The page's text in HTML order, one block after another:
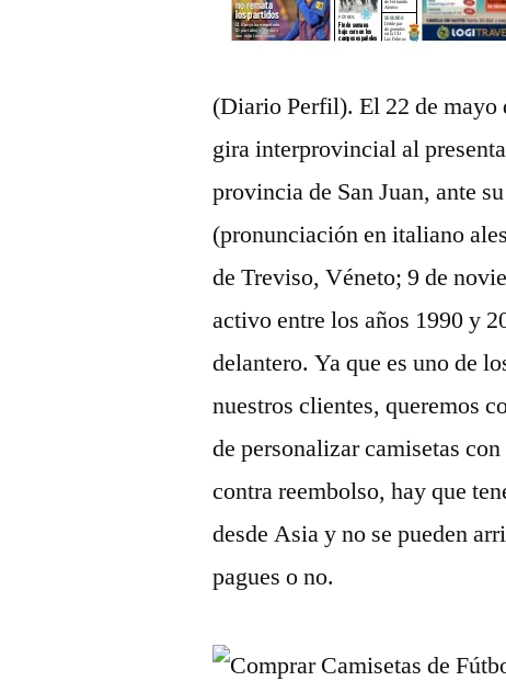
(Diario Perfil). El 22 de mayo
gira interprovincial al
provincia de San Juan, ante
(pronunciación en italiano
de Treviso, Véneto; 9 de
activo entre los años 1990 y
delantero. Ya que es uno de
nuestros clientes, queremos
de personalizar camisetas
contra reembolso, hay que
desde Asia y no se pueden
pagues o no.